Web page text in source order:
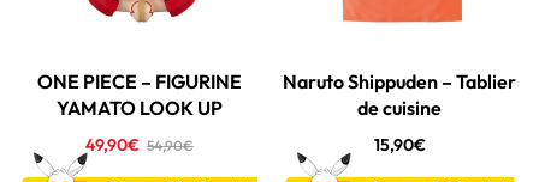
ONE PIECE – FIGURINE
YAMATO LOOK UP
49,90€ 54,90€
Naruto Shippuden – Tablier
de cuisine
15,90€